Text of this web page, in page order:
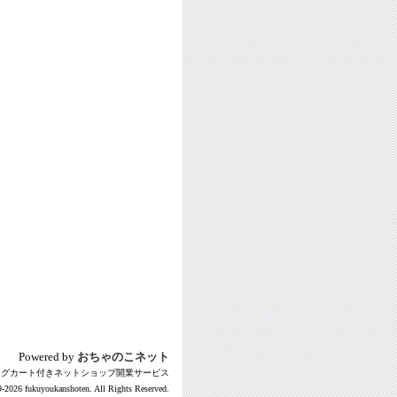
Powered by おちゃのこネット
カート付きネットショップ開業サービス
2026 fukuyoukanshoten. All Rights Reserved.